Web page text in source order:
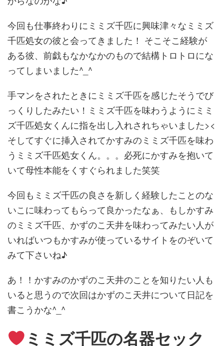
今回も仕事終わりにミミズ千匹に興味津々なミミズ
千匹処女の彼と会ってきました！ そこそこ経験が
ある彼、前戯もなかなかのもので結構トロトロにな
ってしまいました^_^
手マンをされたときにミミズ千匹を感じたそうでび
っくりしたみたい！ミミズ千匹を味わうようにミミ
ズ千匹処女くんに指を出し入れされちゃいました><
そしてすぐに挿入されてかすみのミミズ千匹を味わ
うミミズ千匹処女くん。。。必死にかすみを抱いて
いて母性本能をくすぐられました笑笑
今回もミミズ千匹の良さを新しく経験したことのな
いこに味わってもらって良かったなぁ、もしかすみ
のミミズ千匹、かずのこ天井を味わってみたい人が
いればいつもかすみが使っているサイトをのぞいて
みて下さいね♪
あ！！かすみのかずのこ天井のことを知りたい人も
いると思うので次回はかずのこ天井について日記を
書こうかな^_^
ミミズ千匹の名器セック